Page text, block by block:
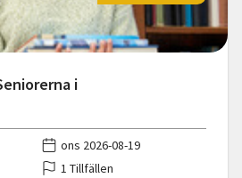
i
ons 2026-08-19
1 Tillfällen